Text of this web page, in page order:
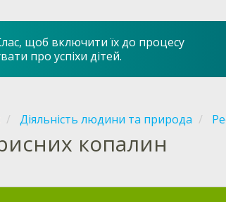
щоб включити їх до процесу
про успіхи дітей.
Діяльність людини та природа
копалин